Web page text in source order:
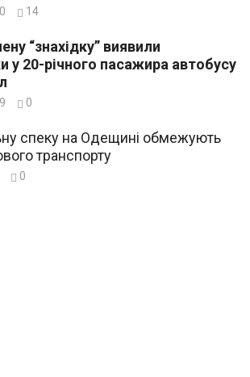
14
у 20-річного пасажира автобусу
0
спеку на Одещині обмежують
транспорту
0